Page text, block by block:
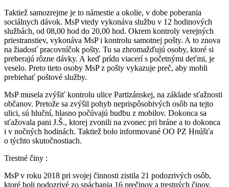
Taktiež samozrejme je to námestie a okolie, v dobe poberania
sociálnych dávok. MsP vtedy vykonáva službu v 12 hodinových
službách, od 08,00 hod do 20,00 hod. Okrem kontroly verejných
priestranstiev, vykonáva MsP i kontrolu samotnej pošty. A to znova
na žiadosť pracovníčok pošty. Tu sa zhromažďujú osoby, ktoré si
preberajú rôzne dávky. A keď prídu viacerí s početnými deťmi, je
veselo. Preto tieto osoby MsP z pošty vykazuje preč, aby mohli
prebiehať poštové služby.
MsP musela zvýšiť kontrolu ulice Partizánskej, na základe sťažnosti
občanov. Pretože sa zvýšil pohyb neprispôsobivých osôb na tejto
ulici, sú hluční, hlasno počúvajú hudbu z mobilov. Dokonca sa
sťažovala pani J.Š., ktorej zvonili na zvonec pri bráne a to dokonca
i v nočných hodinách. Taktiež bolo informované OO PZ Hnúšťa
o týchto skutočnostiach.
Trestné činy :
MsP v roku 2018 pri svojej činnosti zistila 21 podozrivých osôb,
ktoré boli podozrivé zo spáchania 16 prečinov a trestných činov.